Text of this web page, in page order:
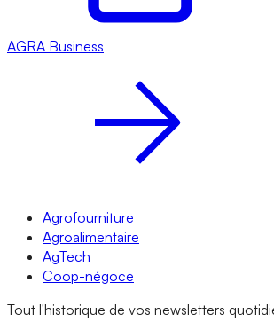
AGRA Business
Agrofourniture
Agroalimentaire
AgTech
Coop-négoce
Tout l'historique de vos newsletters